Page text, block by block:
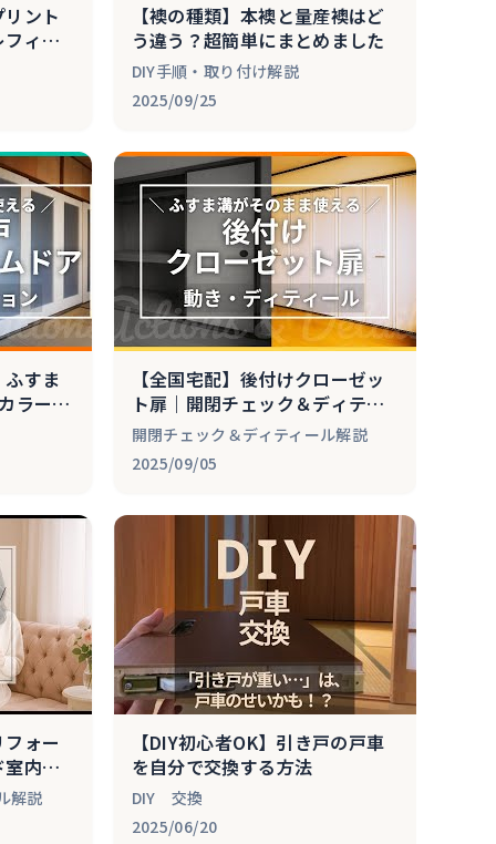
ント
ィン
【襖の種類】本襖と量産襖はど
う違う？超簡単にまとめました
DIY手順・取り付け解説
2025/09/25
すま
ラーバ
【全国宅配】後付けクローゼッ
ト扉｜開閉チェック＆ディティ
ール解説
開閉チェック＆ディティール解説
2025/09/05
ォー
内ド
ィー
解説
【DIY初心者OK】引き戸の戸車
を自分で交換する方法
DIY 交換
2025/06/20